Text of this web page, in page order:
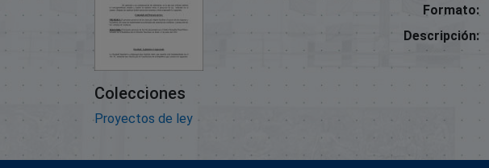
Formato:
Descripción:
Colecciones
Proyectos de ley